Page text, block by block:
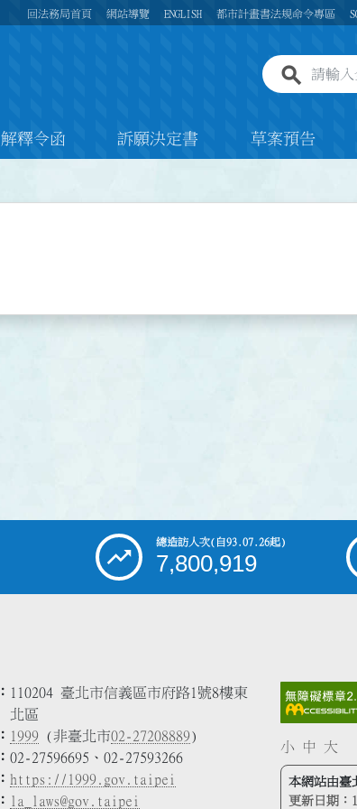
回法務局首頁 網站導覽 ENGLISH 都市計畫書法規命令專區
全站查
解釋令函 訴願決定書 草案預告
總造訪人次(自93.07.26起)
7,800,919
110204 臺北市信義區市府路1號8樓東
北區
1999 (非臺北市02-27208889)
02-27596695、02-27593266
https://1999.gov.taipei
la_laws@gov.taipei
小 中 大
本網站由臺
更新日期：